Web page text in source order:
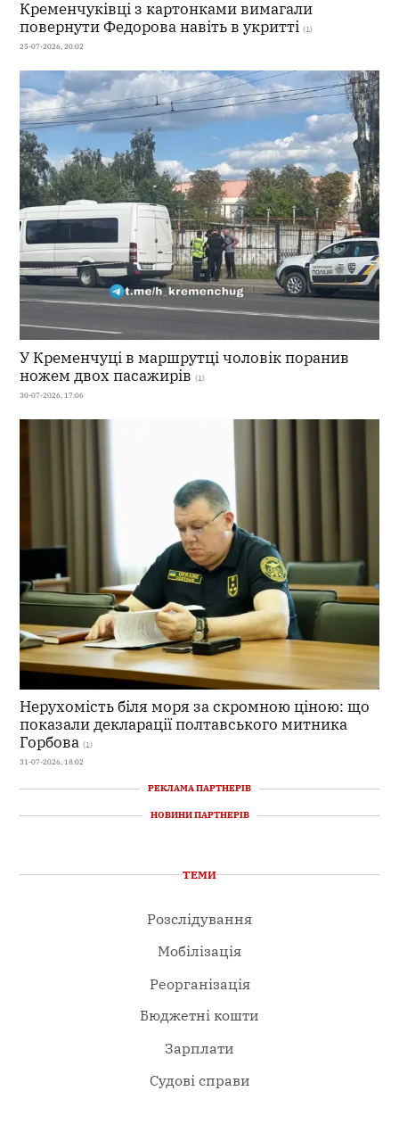
Кременчуківці з картонками вимагали
повернути Федорова навіть в укритті (1)
25-07-2026, 20:02
У Кременчуці в маршрутці чоловік поранив
ножем двох пасажирів (1)
30-07-2026, 17:06
Нерухомість біля моря за скромною ціною: що
показали декларації полтавського митника
Горбова (1)
31-07-2026, 18:02
РЕКЛАМА ПАРТНЕРІВ
НОВИНИ ПАРТНЕРІВ
ТЕМИ
Розслідування
Мобілізація
Реорганізація
Бюджетні кошти
Зарплати
Судові справи